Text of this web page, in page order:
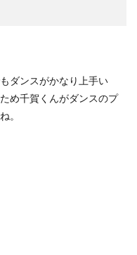
ダンスがかなり上手い
め千賀くんがダンスのプ
。